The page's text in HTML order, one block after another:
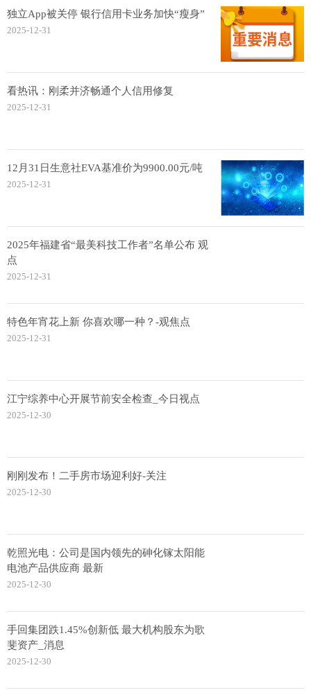
独立App被关停 银行信用卡业务加快“瘦身”
2025-12-31
看热讯：刚柔并济畅通个人信用修复
2025-12-31
12月31日生意社EVA基准价为9900.00元/吨
2025-12-31
2025年福建省“最美科技工作者”名单公布 观
点
2025-12-31
特色年宵花上新 你喜欢哪一种？-观焦点
2025-12-31
江宁综养中心开展节前安全检查_今日视点
2025-12-30
刚刚发布！二手房市场迎利好-关注
2025-12-30
乾照光电：公司是国内领先的砷化镓太阳能
电池产品供应商 最新
2025-12-30
手回集团跌1.45%创新低 最大机构股东为歌
斐资产_消息
2025-12-30